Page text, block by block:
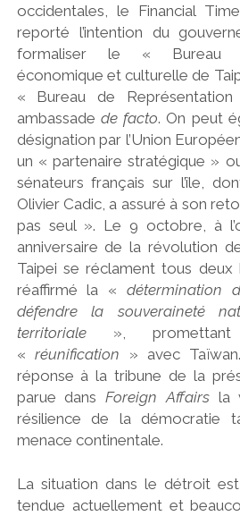
occidentales, le Financial
reporté l’intention du
formaliser le « Bureau
économique et culturelle de
« Bureau de
ambassade de facto. On peut
désignation par l’Union
un « partenaire stratégique »
sénateurs français sur l’île,
Olivier Cadic, a assuré à son
pas seul ». Le 9 octobre, à
anniversaire de la révolution
Taipei se réclament tous deux
réaffirmé la «détermination
défendre la souveraineté
territoriale», promettant
«réunification » avec
réponse à la tribune de la
parue dansForeign Affairsla
résilience de la démocratie
menace continentale.
La situation dans le détroit
tendue actuellement et